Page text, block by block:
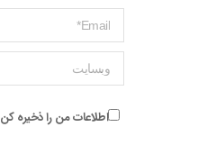
ایمیل *
وبسایت
اطلاعات من را ذخیره کن